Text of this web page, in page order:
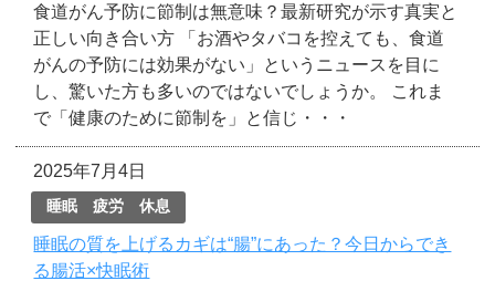
食道がん予防に節制は無意味？最新研究が示す真実と
正しい向き合い方 「お酒やタバコを控えても、食道
がんの予防には効果がない」というニュースを目に
し、驚いた方も多いのではないでしょうか。 これま
で「健康のために節制を」と信じ・・・
2025年7月4日
睡眠 疲労 休息
睡眠の質を上げるカギは“腸”にあった？今日からでき
る腸活×快眠術